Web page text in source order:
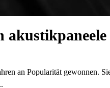
akustikpaneele
an Popularität gewonnen.